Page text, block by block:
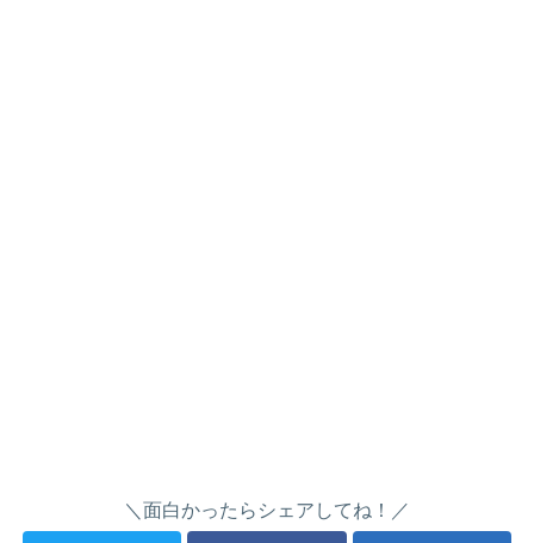
＼面白かったらシェアしてね！／